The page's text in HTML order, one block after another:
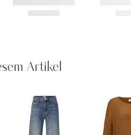
Artikel